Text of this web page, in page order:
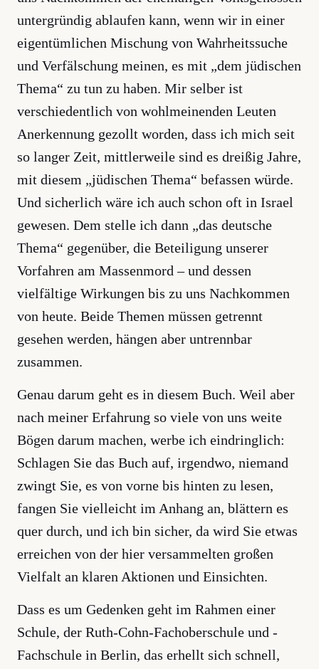
untergründig ablaufen kann, wenn wir in einer
eigentümlichen Mischung von Wahrheitssuche
und Verfälschung meinen, es mit „dem jüdischen
Thema“ zu tun zu haben. Mir selber ist
verschiedentlich von wohlmeinenden Leuten
Anerkennung gezollt worden, dass ich mich seit
so langer Zeit, mittlerweile sind es dreißig Jahre,
mit diesem „jüdischen Thema“ befassen würde.
Und sicherlich wäre ich auch schon oft in Israel
gewesen. Dem stelle ich dann „das deutsche
Thema“ gegenüber, die Beteiligung unserer
Vorfahren am Massenmord – und dessen
vielfältige Wirkungen bis zu uns Nachkommen
von heute. Beide Themen müssen getrennt
gesehen werden, hängen aber untrennbar
zusammen.
Genau darum geht es in diesem Buch. Weil aber
nach meiner Erfahrung so viele von uns weite
Bögen darum machen, werbe ich eindringlich:
Schlagen Sie das Buch auf, irgendwo, niemand
zwingt Sie, es von vorne bis hinten zu lesen,
fangen Sie vielleicht im Anhang an, blättern es
quer durch, und ich bin sicher, da wird Sie etwas
erreichen von der hier versammelten großen
Vielfalt an klaren Aktionen und Einsichten.
Dass es um Gedenken geht im Rahmen einer
Schule, der Ruth-Cohn-Fachoberschule und -
Fachschule in Berlin, das erhellt sich schnell,